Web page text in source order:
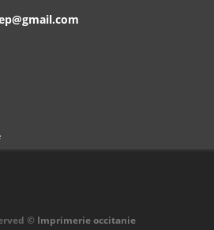
© Imprimerie occitanie